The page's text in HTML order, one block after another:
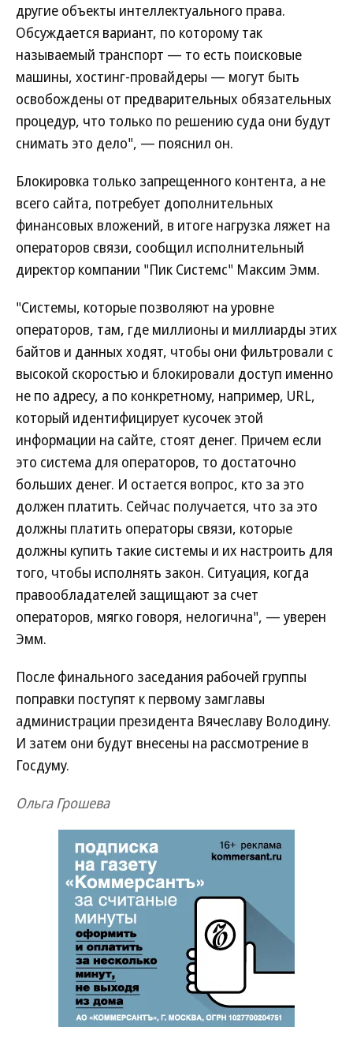
другие объекты интеллектуального права.
Обсуждается вариант, по которому так
называемый транспорт — то есть поисковые
машины, хостинг-провайдеры — могут быть
освобождены от предварительных обязательных
процедур, что только по решению суда они будут
снимать это дело", — пояснил он.
Блокировка только запрещенного контента, а не
всего сайта, потребует дополнительных
финансовых вложений, в итоге нагрузка ляжет на
операторов связи, сообщил исполнительный
директор компании "Пик Системс" Максим Эмм.
"Системы, которые позволяют на уровне
операторов, там, где миллионы и миллиарды этих
байтов и данных ходят, чтобы они фильтровали с
высокой скоростью и блокировали доступ именно
не по адресу, а по конкретному, например, URL,
который идентифицирует кусочек этой
информации на сайте, стоят денег. Причем если
это система для операторов, то достаточно
больших денег. И остается вопрос, кто за это
должен платить. Сейчас получается, что за это
должны платить операторы связи, которые
должны купить такие системы и их настроить для
того, чтобы исполнять закон. Ситуация, когда
правообладателей защищают за счет
операторов, мягко говоря, нелогична", — уверен
Эмм.
После финального заседания рабочей группы
поправки поступят к первому замглавы
администрации президента Вячеславу Володину.
И затем они будут внесены на рассмотрение в
Госдуму.
Ольга Грошева